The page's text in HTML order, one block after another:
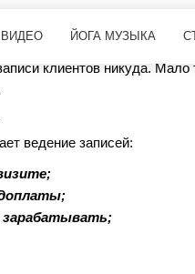
ВИДЕО ЙОГА МУЗЫКА
боте
клиентов никуда.
ведение записей:
зарабатывать;